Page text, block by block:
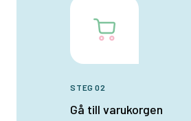
STEG 02
Gå till varukorgen